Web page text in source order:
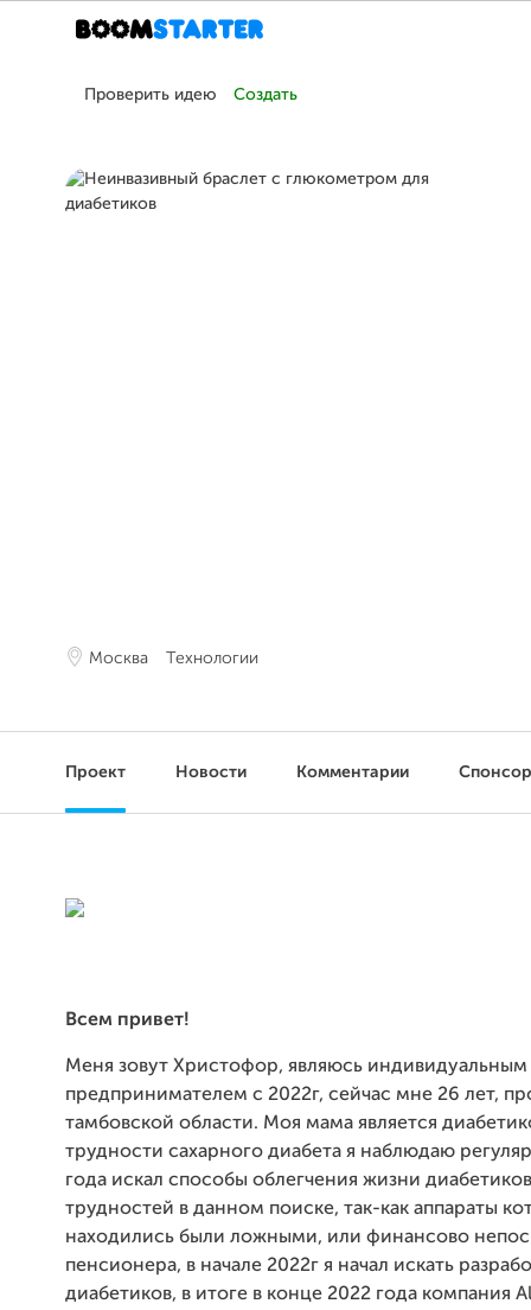
Проверить идею Создать
Москва Технологии
Проект Новости Комментарии
Всем привет!
Меня зовут Христофор, являюсь индивидуальным
предпринимателем с 2022г, сейчас мне 26 лет,
тамбовской области. Моя мама является
трудности сахарного диабета я наблюдаю
года искал способы облегчения жизни
трудностей в данном поиске, так-как аппараты
находились были ложными, или финансово
пенсионера, в начале 2022г я начал искать
диабетиков, в итоге в конце 2022 года компания